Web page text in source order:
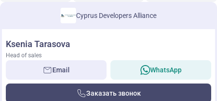
Cyprus Developers Alliance
Ksenia Tarasova
Head of sales
Email WhatsApp
Заказать звонок